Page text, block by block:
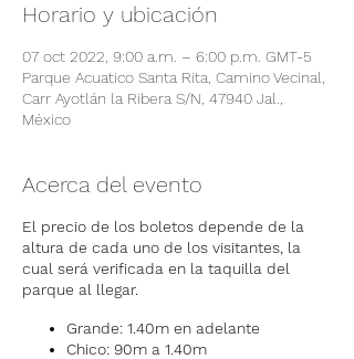
Horario y ubicación
07 oct 2022, 9:00 a.m. – 6:00 p.m. GMT-5
Parque Acuatico Santa Rita, Camino Vecinal,
Carr Ayotlán la Ribera S/N, 47940 Jal.,
México
Acerca del evento
El precio de los boletos depende de la
altura de cada uno de los visitantes, la
cual será verificada en la taquilla del
parque al llegar.
Grande: 1.40m en adelante
Chico: 90m a 1.40m